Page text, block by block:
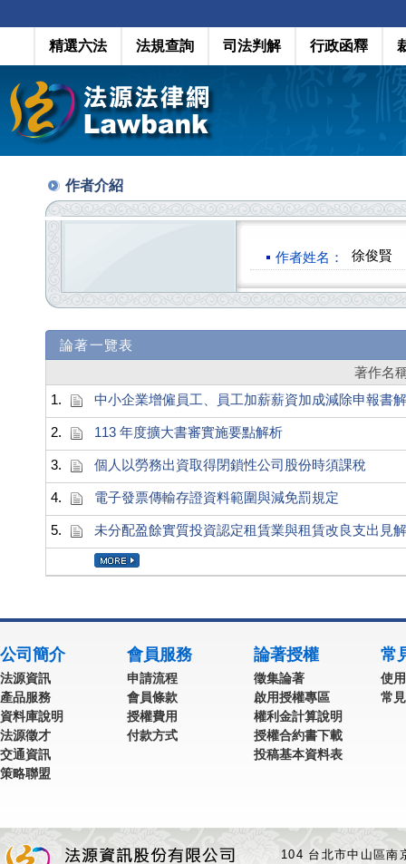
精選六法 法規查詢 司法判解 行政函釋
作者介紹
作者姓名： 徐俊賢
論著一覽表
著作名
1.
中小企業增僱員工、員工加薪薪資加成減除申報書
2. 113 年度擴大書審實施要點解析
3. 個人以勞務出資取得閉鎖性公司股份時須課稅
4. 電子發票傳輸存證資料範圍與減免罰規定
5. 未分配盈餘實質投資認定租賃業與租賃改良支出見
公司簡介
法源資訊
產品服務
資料庫說明
法源徵才
交通資訊
策略聯盟
會員服務
申請流程
會員條款
授權費用
付款方式
論著授權
徵集論著
啟用授權專區
權利金計算說明
授權合約書下載
投稿基本資料表
常
使
常
104 台北市中山區